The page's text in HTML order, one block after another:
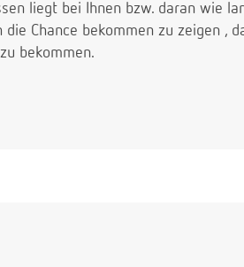
liegt bei Ihnen bzw. daran wie
Chance bekommen zu zeigen ,
bekommen.